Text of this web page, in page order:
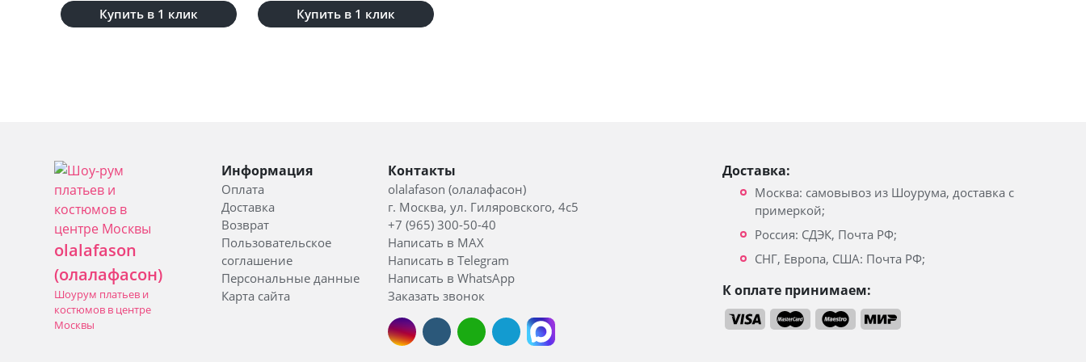
Купить в 1 клик Купить в 1 клик
olalafason
(олалафасон)
Шоурум платьев и
костюмов в центре
Москвы
Информация
Оплата
Доставка
Возврат
Пользовательское
соглашение
Персональные данные
Карта сайта
Контакты
olalafason (олалафасон)
г. Москва, ул. Гиляровского, 4с5
+7 (965) 300-50-40
Написать в MAX
Написать в Telegram
Написать в WhatsApp
Заказать звонок
Доставка:
Москва: самовывоз из Шоурума, доставка с
примеркой;
Россия: СДЭК, Почта РФ;
СНГ, Европа, США: Почта РФ;
К оплате принимаем: